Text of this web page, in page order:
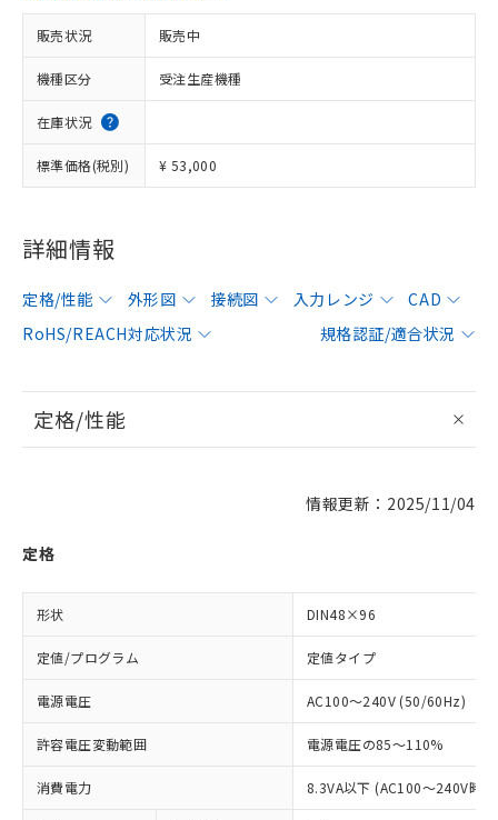
販売状況 販売中
機種区分 受注生産機種
在庫状況
標準価格(税別) ¥ 53,000
詳細情報
定格/性能 外形図 接続図 入力レンジ
CAD
RoHS/REACH対応状況
規格認証/適合状況
定格/性能
情報更新：2025/11/04
定格
形状 DIN48×96
定値/プログラム 定値タイプ
電源電圧 AC100～240V (50/60Hz)
許容電圧変動範囲 電源電圧の85～110%
消費電力 8.3VA以下 (AC100～240V時)